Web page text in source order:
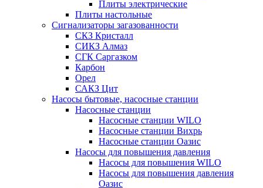
Плиты электрические
Плиты настольные
Сигнализаторы загазованности
СКЗ Кристалл
СИКЗ Алмаз
СГК Саргазком
Карбон
Орел
САКЗ Цит
Насосы бытовые, насосные станции
Насосные станции
Насосные станции WILO
Насосные станции Вихрь
Насосные станции Оазис
Насосы для повышения давления
Насосы для повышения WILO
Насосы для повышения давления
Оазис